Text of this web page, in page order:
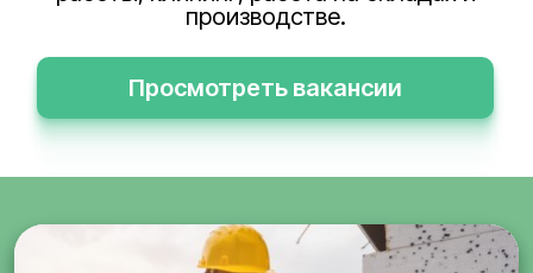
производстве.
Просмотреть вакансии